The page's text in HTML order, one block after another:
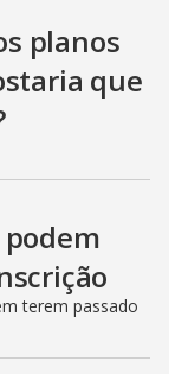
planos
que
terem passado